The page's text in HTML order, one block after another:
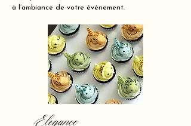
à l’ambiance de votre événement.